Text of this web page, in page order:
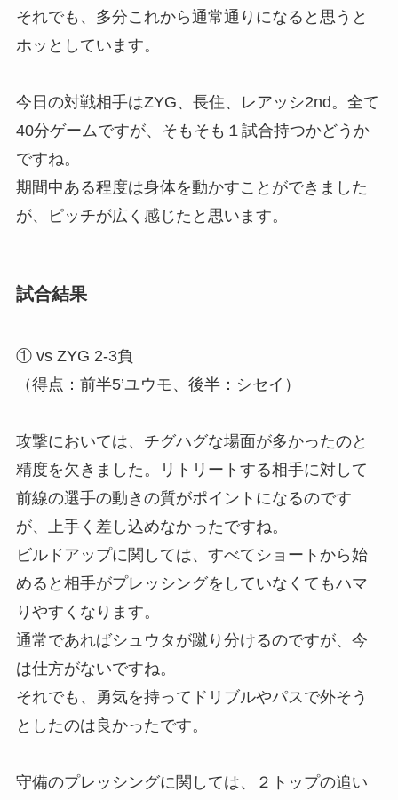
それでも、多分これから通常通りになると思うと
ホッとしています。
今日の対戦相手はZYG、長住、レアッシ2nd。全て
40分ゲームですが、そもそも１試合持つかどうか
ですね。
期間中ある程度は身体を動かすことができました
が、ピッチが広く感じたと思います。
試合結果
① vs ZYG 2-3負
（得点：前半5’ユウモ、後半：シセイ）
攻撃においては、チグハグな場面が多かったのと
精度を欠きました。リトリートする相手に対して
前線の選手の動きの質がポイントになるのです
が、上手く差し込めなかったですね。
ビルドアップに関しては、すべてショートから始
めると相手がプレッシングをしていなくてもハマ
りやすくなります。
通常であればシュウタが蹴り分けるのですが、今
は仕方がないですね。
それでも、勇気を持ってドリブルやパスで外そう
としたのは良かったです。
守備のプレッシングに関しては、２トップの追い